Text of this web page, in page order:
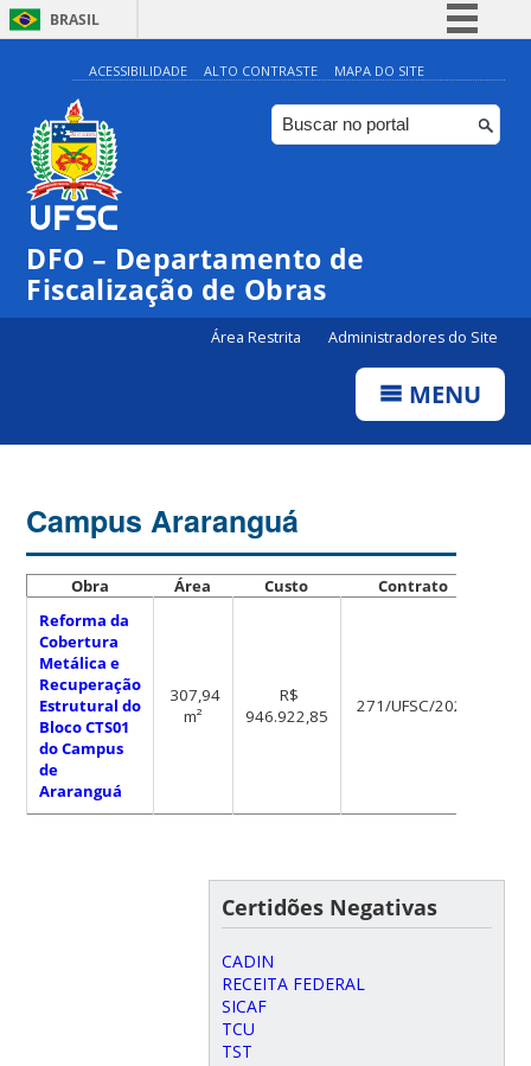
BRASIL
Simplifique!
Comunica BR
Participe
Canais
ACESSIBILIDADE ALTO CONTRASTE MAPA DO SITE
DFO – Departamento de
Fiscalização de Obras
Área Restrita Administradores do Site
MENU
Campus Araranguá
Obra Área Custo Contrato
Reforma da
Cobertura
Metálica e
Recuperação
Estrutural do
Bloco CTS01
do Campus
de
Araranguá
307,94
m²
R$
946.922,85
271/UFSC/2023
Certidões Negativas
CADIN
RECEITA FEDERAL
SICAF
TCU
TST